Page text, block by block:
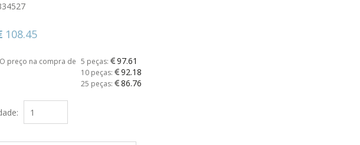
108.45
O preço na compra de 5 peças: 97.61
10 peças: 92.18
25 peças: 86.76